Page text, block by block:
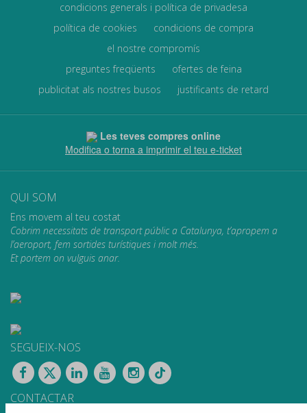
condicions generals i política de privadesa
política de cookies
condicions de compra
el nostre compromís
preguntes freqüents
ofertes de feina
publicitat als nostres busos
justificants de retard
Les teves compres online
Modifica o torna a imprimir el teu e-ticket
QUI SOM
Ens movem al teu costat
Cobrim necessitats de transport públic a Catalunya, t’apropem a
l’aeroport, fem sortides turístiques i molt més.
Et portem on vulguis anar.
SEGUEIX-NOS
CONTACTAR